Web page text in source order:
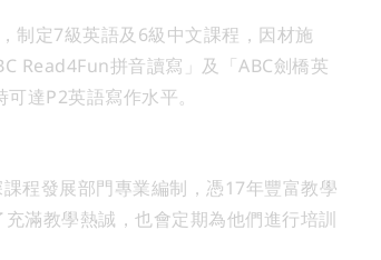
制定7級英語及6級中文課程，因材施
Read4Fun拼音讀寫」及「ABC劍橋英
達P2英語寫作水平。
程發展部門專業編制，憑17年豐富教學
滿教學熱誠，也會定期為他們進行培訓